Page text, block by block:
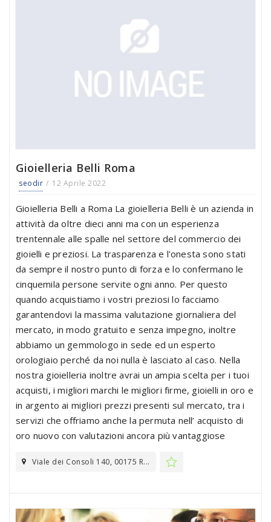
Gioielleria Belli Roma
seodir 12 Aprile 2022
Gioielleria Belli a Roma La gioielleria Belli è un azienda in
attività da oltre dieci anni ma con un esperienza
trentennale alle spalle nel settore del commercio dei
gioielli e preziosi. La trasparenza e l'onesta sono stati
da sempre il nostro punto di forza e lo confermano le
cinquemila persone servite ogni anno. Per questo
quando acquistiamo i vostri preziosi lo facciamo
garantendovi la massima valutazione giornaliera del
mercato, in modo gratuito e senza impegno, inoltre
abbiamo un gemmologo in sede ed un esperto
orologiaio perché da noi nulla è lasciato al caso. Nella
nostra gioielleria inoltre avrai un ampia scelta per i tuoi
acquisti, i migliori marchi le migliori firme, gioielli in oro e
in argento ai migliori prezzi presenti sul mercato, tra i
servizi che offriamo anche la permuta nell’ acquisto di
oro nuovo con valutazioni ancora più vantaggiose
Viale dei Consoli 140, 00175 R...